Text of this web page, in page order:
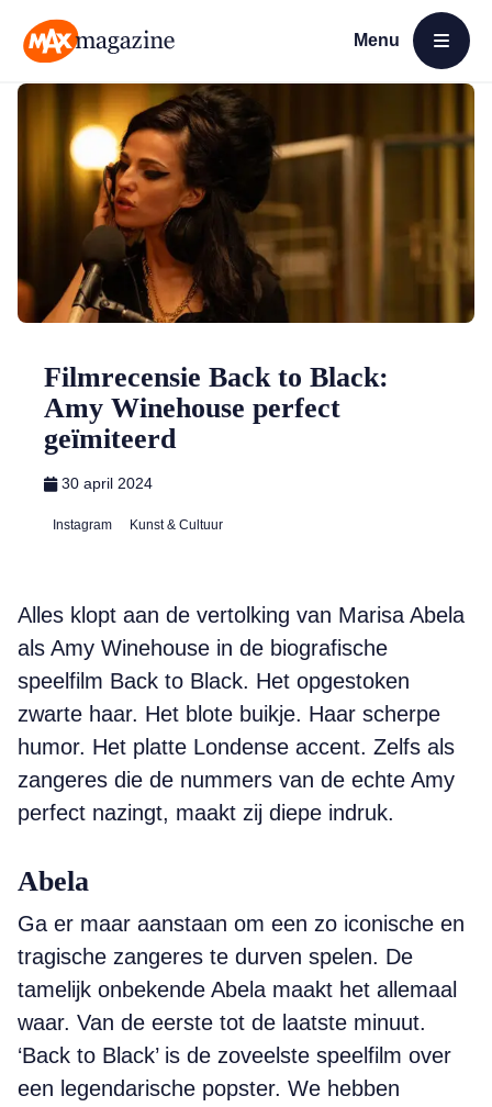
Menu
Open menu
Filmrecensie Back to Black:
Amy Winehouse perfect
geïmiteerd
30 april 2024
Instagram Kunst & Cultuur
Alles klopt aan de vertolking van Marisa Abela
als Amy Winehouse in de biografische
speelfilm Back to Black. Het opgestoken
zwarte haar. Het blote buikje. Haar scherpe
humor. Het platte Londense accent. Zelfs als
zangeres die de nummers van de echte Amy
perfect nazingt, maakt zij diepe indruk.
Abela
Ga er maar aanstaan om een zo iconische en
tragische zangeres te durven spelen. De
tamelijk onbekende Abela maakt het allemaal
waar. Van de eerste tot de laatste minuut.
‘Back to Black’ is de zoveelste speelfilm over
een legendarische popster. We hebben